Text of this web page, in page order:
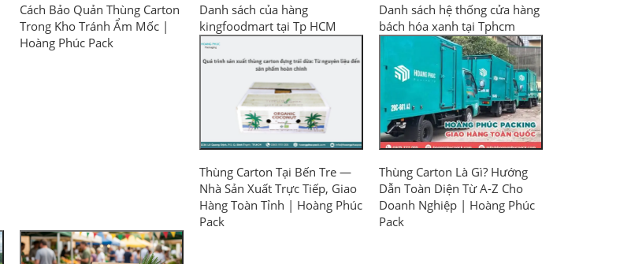
Cách Bảo Quản Thùng Carton
Trong Kho Tránh Ẩm Mốc |
Hoàng Phúc Pack
Danh sách của hàng
kingfoodmart tại Tp HCM
Danh sách hệ thống cửa hàng
bách hóa xanh tại Tphcm
Thùng Carton Tại Bến Tre —
Nhà Sản Xuất Trực Tiếp, Giao
Hàng Toàn Tỉnh | Hoàng Phúc
Pack
Thùng Carton Là Gì? Hướng
Dẫn Toàn Diện Từ A-Z Cho
Doanh Nghiệp | Hoàng Phúc
Pack